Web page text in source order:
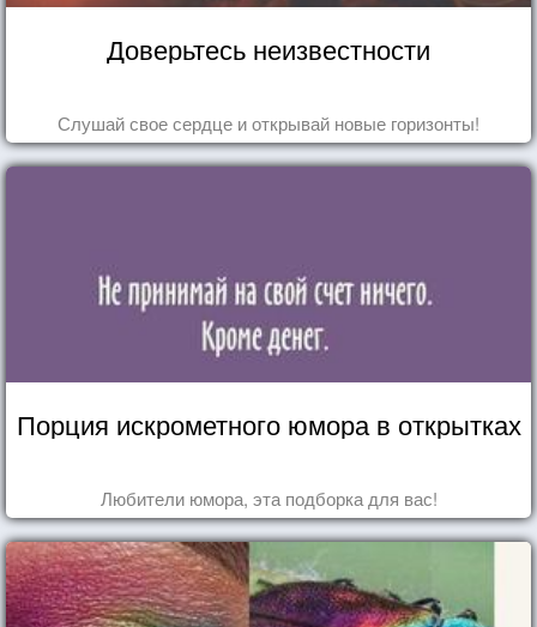
Доверьтесь неизвестности
Слушай свое сердце и открывай новые горизонты!
Порция искрометного юмора в открытках
Любители юмора, эта подборка для вас!